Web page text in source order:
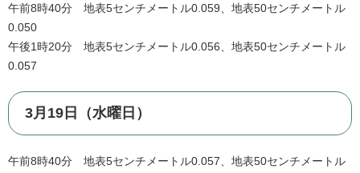
午前8時40分 地表5センチメートル0.059、地表50センチメートル
0.050
午後1時20分 地表5センチメートル0.056、地表50センチメートル
0.057
3月19日（水曜日）
午前8時40分 地表5センチメートル0.057、地表50センチメートル